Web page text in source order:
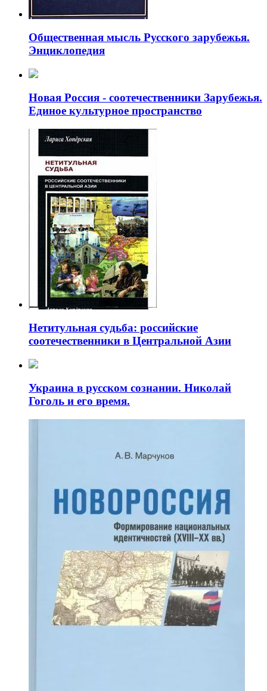
Общественная мысль Русского зарубежья.
Энциклопедия
Новая Россия - соотечественники Зарубежья.
Единое культурное пространство
Нетитульная судьба: российские
соотечественники в Центральной Азии
Украина в русском сознании. Николай
Гоголь и его время.